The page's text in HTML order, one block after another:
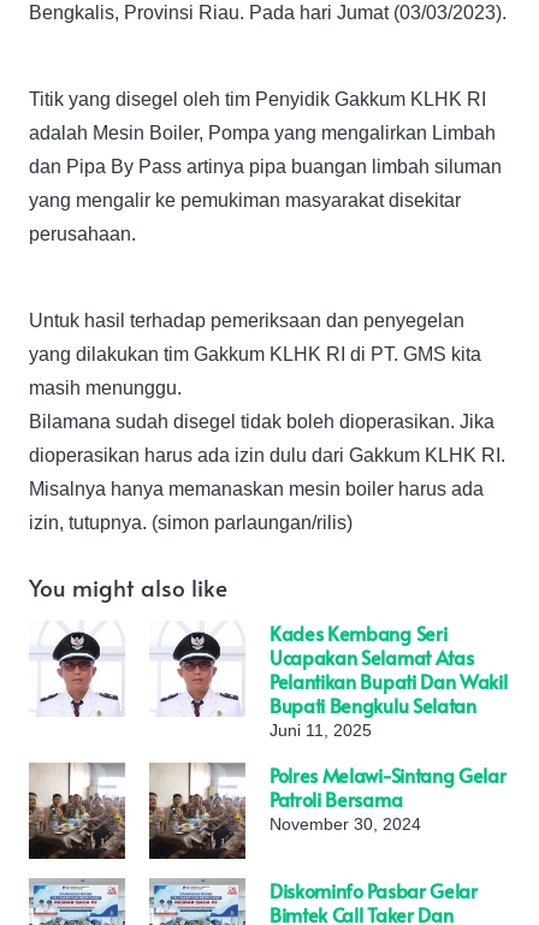
Bengkalis, Provinsi Riau. Pada hari Jumat (03/03/2023).
Titik yang disegel oleh tim Penyidik Gakkum KLHK RI
adalah Mesin Boiler, Pompa yang mengalirkan Limbah
dan Pipa By Pass artinya pipa buangan limbah siluman
yang mengalir ke pemukiman masyarakat disekitar
perusahaan.
Untuk hasil terhadap pemeriksaan dan penyegelan
yang dilakukan tim Gakkum KLHK RI di PT. GMS kita
masih menunggu.
Bilamana sudah disegel tidak boleh dioperasikan. Jika
dioperasikan harus ada izin dulu dari Gakkum KLHK RI.
Misalnya hanya memanaskan mesin boiler harus ada
izin, tutupnya. (simon parlaungan/rilis)
You might also like
Kades Kembang Seri
Ucapakan Selamat Atas
Pelantikan Bupati Dan Wakil
Bupati Bengkulu Selatan
Juni 11, 2025
Polres Melawi-Sintang Gelar
Patroli Bersama
November 30, 2024
Diskominfo Pasbar Gelar
Bimtek Call Taker Dan